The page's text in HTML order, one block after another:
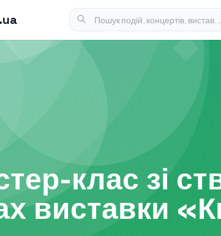
клас зі
виставки